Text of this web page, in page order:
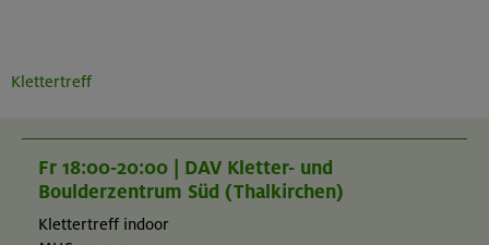
Klettertreff
Fr 18:00-20:00 | DAV Kletter- und
Boulderzentrum Süd (Thalkirchen)
Klettertreff indoor